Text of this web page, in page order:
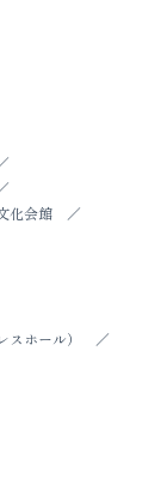
化会館
ホール）